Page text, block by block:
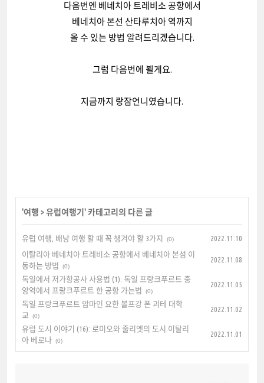
다음번엔 베네치아 트레비소 공항에서
베네치아 본선 산타루치아 역까지
올 수 있는 방법 알려드리겠습니다.
그럼 다음번에 뵐게요.
지금까지 랑잠언니였습니다.
'여행 >유럽여행기 ' 카테고리의 다른 글
유럽 여행, 배낭 여행 할 때 꼭 챙겨야 할 3가지 (0)
2022.11.10
이탈리아 베네치아 트레비소 공항에서 베네치아 본섬 이
동하는 방법
(0)
2022.11.08
독일에서 저가항공사 사용법 (1): 독일 프랑크푸르트 중
앙역에서 프랑크푸르트 한 공항 가는법
(0)
2022.11.05
독일 프랑크푸르트 암마인 요한 볼프강 폰 괴테 대학
교
(0)
2022.11.02
유럽 도시 이야기 (16): 로미오와 줄리엣의 도시 이탈리
아 베로나 (0)
2022.11.01